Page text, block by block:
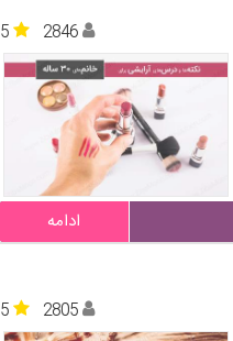
5
2846
ادامه
5
2805